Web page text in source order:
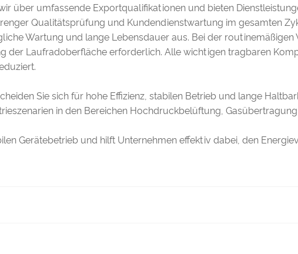
über umfassende Exportqualifikationen und bieten
Qualitätsprüfung und Kundendienstwartung im gesamten
Wartung und lange Lebensdauer aus. Bei der
Laufradoberfläche erforderlich. Alle wichtigen tragbaren
Sie sich für hohe Effizienz, stabilen Betrieb und lange
in den Bereichen Hochdruckbelüftung,
Gerätebetrieb und hilft Unternehmen effektiv dabei, den